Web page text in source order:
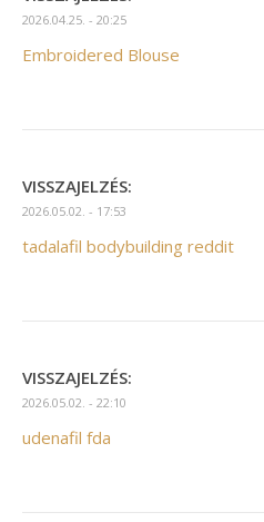
2026.04.25. - 20:25
Embroidered Blouse
VISSZAJELZÉS:
2026.05.02. - 17:53
tadalafil bodybuilding reddit
VISSZAJELZÉS:
2026.05.02. - 22:10
udenafil fda